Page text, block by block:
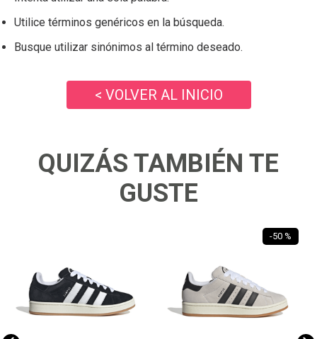
Utilice términos genéricos en la búsqueda.
Busque utilizar sinónimos al término deseado.
< VOLVER AL INICIO
QUIZÁS TAMBIÉN TE
GUSTE
-50 %